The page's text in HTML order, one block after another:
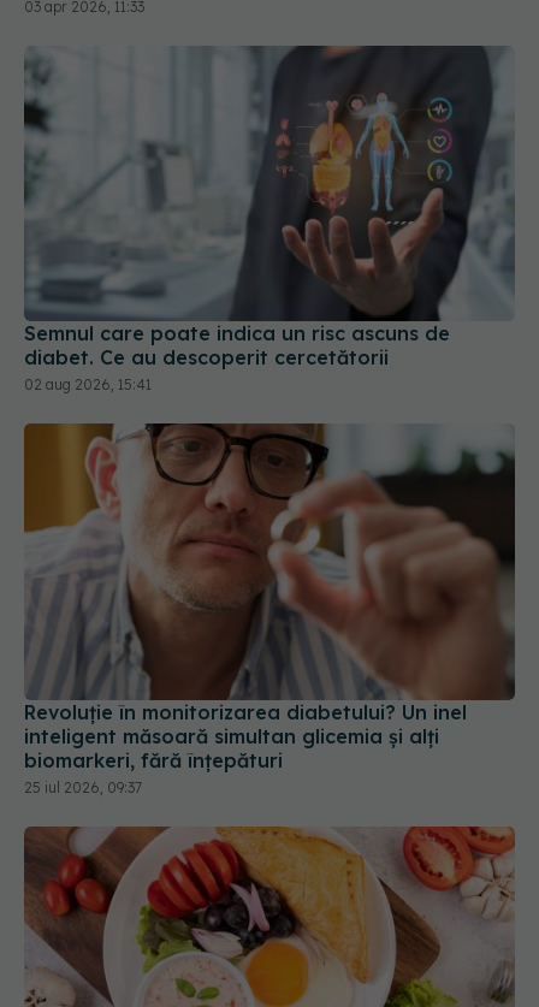
Semnul care poate indica un risc ascuns de
diabet. Ce au descoperit cercetătorii
02 aug 2026, 15:41
Revoluție în monitorizarea diabetului? Un inel
inteligent măsoară simultan glicemia și alți
biomarkeri, fără înțepături
25 iul 2026, 09:37